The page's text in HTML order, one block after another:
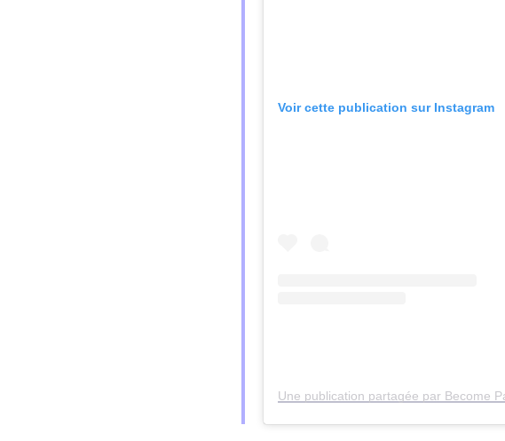
Voir cette publication sur Instagram
Une publication partagée par Become